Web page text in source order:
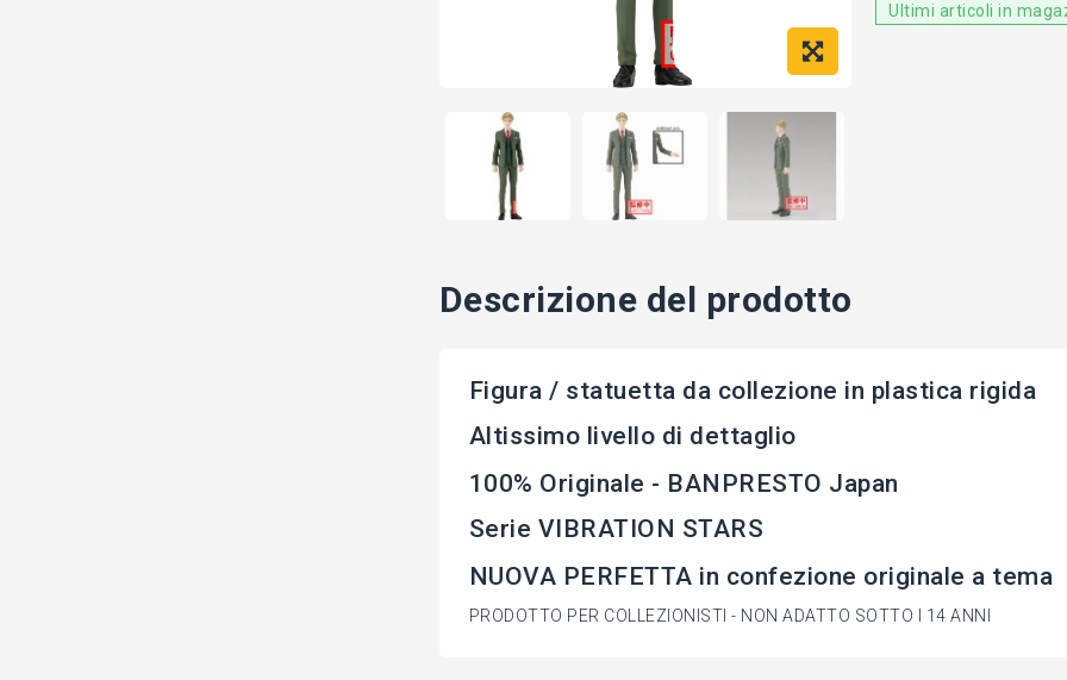
Ultimi articoli in
Descrizione del prodotto
Figura / statuetta da collezione in plastica rigida
Altissimo livello di dettaglio
100% Originale - BANPRESTO Japan
Serie VIBRATION STARS
NUOVA PERFETTA in confezione originale a tema
PRODOTTO PER COLLEZIONISTI - NON ADATTO SOTTO I 14 ANNI